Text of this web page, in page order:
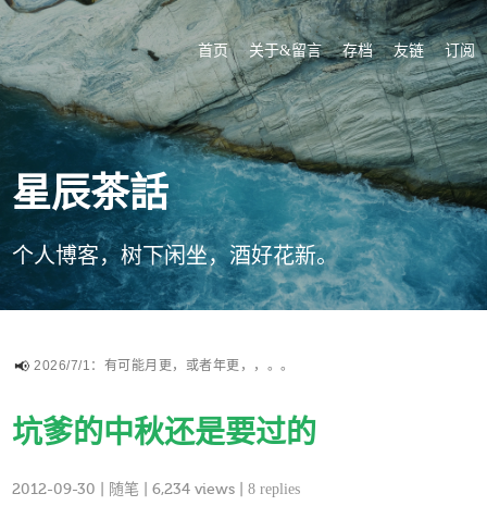
首页 关于&留言 存档 友链 订阅
星辰茶話
个人博客，树下闲坐，酒好花新。
2026/7/1：有可能月更，或者年更，，。。
坑爹的中秋还是要过的
2012-09-30 随笔 | 6,234 views |8 replies